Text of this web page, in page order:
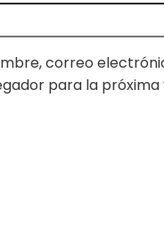
correo
para la próxima